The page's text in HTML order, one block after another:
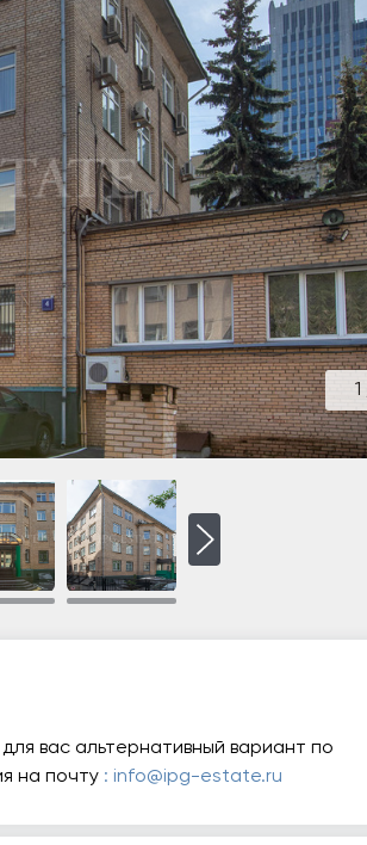
1
вас альтернативный вариант по
на почту : info@ipg-estate.ru